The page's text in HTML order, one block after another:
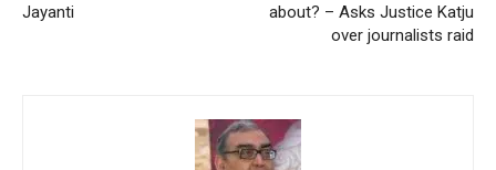
Jayanti
about? – Asks Justice Katju
over journalists raid